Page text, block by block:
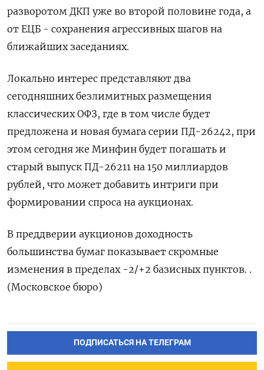
разворотом ДКП уже во второй половине года, а
от ЕЦБ - сохранения агрессивных шагов на
ближайших заседаниях.
Локально интерес представляют два
сегодняшних безлимитных размещения
классических ОФЗ, где в том числе будет
предложена и новая бумага серии ПД-26242, при
этом сегодня же Минфин будет погашать и
старый выпуск ПД-26211 на 150 миллиардов
рублей, что может добавить интриги при
формировании спроса на аукционах.
В преддверии аукционов доходность
большинства бумаг показывает скромные
изменения в пределах -2/+2 базисных пунктов. .
(Московское бюро)
ПОДПИСАТЬСЯ НА ТЕЛЕГРАМ